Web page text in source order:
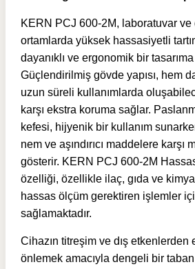
KERN PCJ 600-2M, laboratuvar ve
ortamlarda yüksek hassasiyetli
dayanıklı ve ergonomik bir
Güçlendirilmiş gövde yapısı, hem
uzun süreli kullanımlarda
karşı ekstra koruma sağlar.
kefesi, hijyenik bir kullanım
nem ve aşındırıcı maddelere karşı
gösterir. KERN PCJ 600-2M
özelliği, özellikle ilaç, gıda ve
hassas ölçüm gerektiren işlemler
sağlamaktadır.
Cihazın titreşim ve dış etkenlerden
önlemek amacıyla dengeli bir taban